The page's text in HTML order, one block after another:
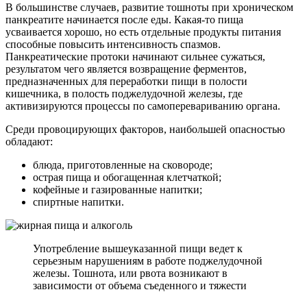
В большинстве случаев, развитие тошноты при хроническом
панкреатите начинается после еды. Какая-то пища
усваивается хорошо, но есть отдельные продукты питания
способные повысить интенсивность спазмов.
Панкреатические протоки начинают сильнее сужаться,
результатом чего является возвращение ферментов,
предназначенных для переработки пищи в полости
кишечника, в полость поджелудочной железы, где
активизируются процессы по самоперевариванию органа.
Среди провоцирующих факторов, наибольшей опасностью
обладают:
блюда, приготовленные на сковороде;
острая пища и обогащенная клетчаткой;
кофейные и газированные напитки;
спиртные напитки.
Употребление вышеуказанной пищи ведет к
серьезным нарушениям в работе поджелудочной
железы. Тошнота, или рвота возникают в
зависимости от объема съеденного и тяжести